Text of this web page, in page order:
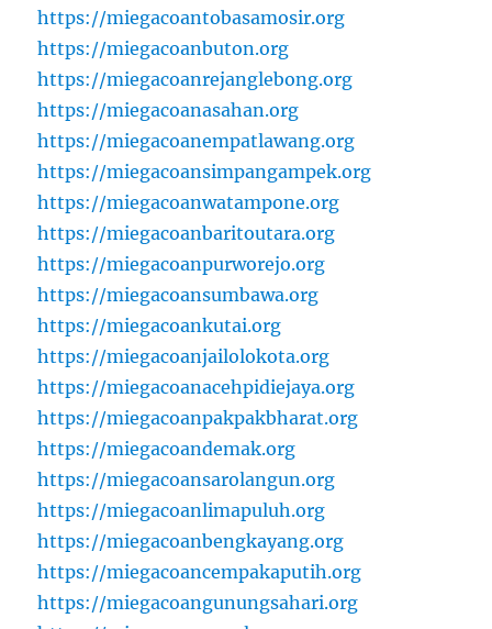
https://miegacoantobasamosir.org
https://miegacoanbuton.org
https://miegacoanrejanglebong.org
https://miegacoanasahan.org
https://miegacoanempatlawang.org
https://miegacoansimpangampek.org
https://miegacoanwatampone.org
https://miegacoanbaritoutara.org
https://miegacoanpurworejo.org
https://miegacoansumbawa.org
https://miegacoankutai.org
https://miegacoanjailolokota.org
https://miegacoanacehpidiejaya.org
https://miegacoanpakpakbharat.org
https://miegacoandemak.org
https://miegacoansarolangun.org
https://miegacoanlimapuluh.org
https://miegacoanbengkayang.org
https://miegacoancempakaputih.org
https://miegacoangunungsahari.org